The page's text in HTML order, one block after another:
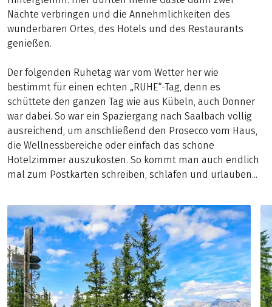
Nächte verbringen und die Annehmlichkeiten des
wunderbaren Ortes, des Hotels und des Restaurants
genießen.
Der folgenden Ruhetag war vom Wetter her wie
bestimmt für einen echten „RUHE“-Tag, denn es
schüttete den ganzen Tag wie aus Kübeln, auch Donner
war dabei. So war ein Spaziergang nach Saalbach völlig
ausreichend, um anschließend den Prosecco vom Haus,
die Wellnessbereiche oder einfach das schöne
Hotelzimmer auszukosten. So kommt man auch endlich
mal zum Postkarten schreiben, schlafen und urlauben...